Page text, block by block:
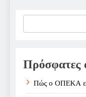
Πρόσφατες
Πώς ο ΟΠΕΚΑ